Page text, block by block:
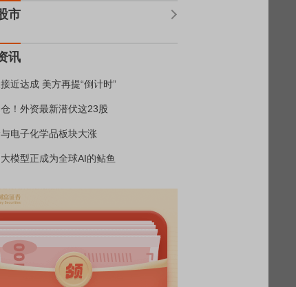
市
讯
近达成 美方再提“倒计时”
！外资最新潜伏这23股
电子化学品板块大涨
模型正成为全球AI的鲇鱼